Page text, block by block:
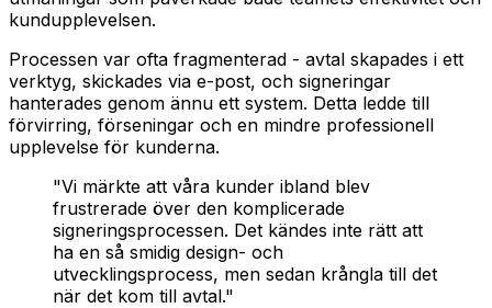
kundupplevelsen.
Processen var ofta fragmenterad - avtal skapades i ett
verktyg, skickades via e-post, och signeringar
hanterades genom ännu ett system. Detta ledde till
förvirring, förseningar och en mindre professionell
upplevelse för kunderna.
"Vi märkte att våra kunder ibland blev
frustrerade över den komplicerade
signeringsprocessen. Det kändes inte rätt att
ha en så smidig design- och
utvecklingsprocess, men sedan krångla till det
när det kom till avtal."